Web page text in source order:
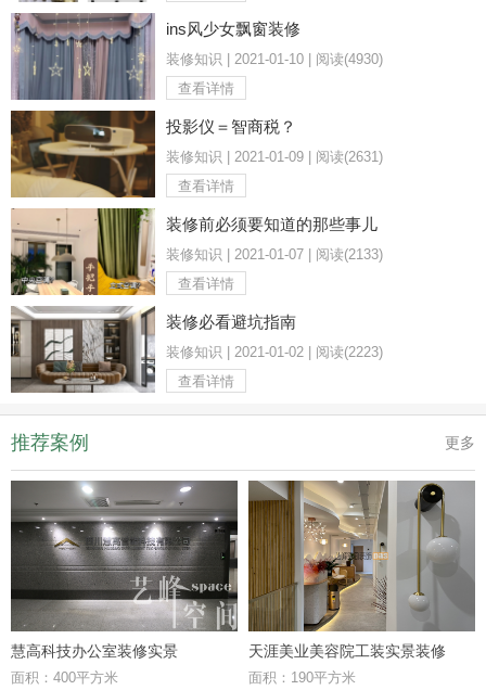
ins风少女飘窗装修
装修知识 | 2021-01-10 | 阅读(4930)
查看详情
投影仪＝智商税？
装修知识 | 2021-01-09 | 阅读(2631)
查看详情
装修前必须要知道的那些事儿
装修知识 | 2021-01-07 | 阅读(2133)
查看详情
装修必看避坑指南
装修知识 | 2021-01-02 | 阅读(2223)
查看详情
推荐案例 更多
慧高科技办公室装修实景
面积：400平方米
天涯美业美容院工装实景装修
面积：190平方米